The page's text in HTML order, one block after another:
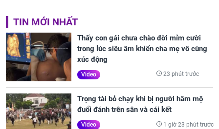
TIN MỚI NHẤT
Thấy con gái chưa chào đời mỉm cười
trong lúc siêu âm khiến cha mẹ vô cùng
xúc động
Video 23 phút trước
Trọng tài bỏ chạy khi bị người hâm mộ
đuổi đánh trên sân và cái kết
Video 1 giờ 23 phút trước